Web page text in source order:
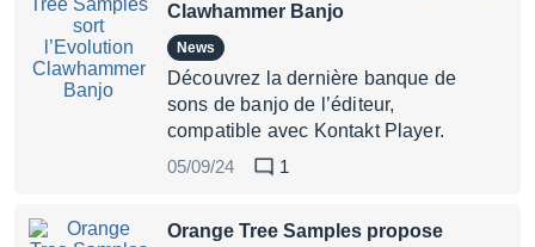
Clawhammer Banjo
News
Découvrez la dernière banque de
sons de banjo de l’éditeur,
compatible avec Kontakt Player.
05/09/24
1
Orange Tree Samples propose